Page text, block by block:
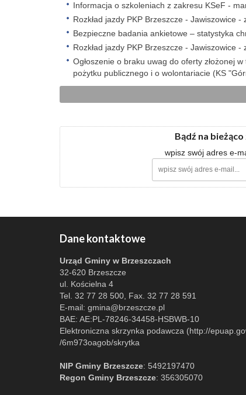
Informacja o szkoleniach z zakresu KSeF -
Rozkład jazdy PKP Brzeszcze - Jawiszowice
Bezpieczne badania ankietowe – statystyka
Rozkład jazdy PKP Brzeszcze - Jawiszowice
Ogłoszenie o braku uwag do oferty złożonej
pożytku publicznego i o wolontariacie (KS
Bądź na
wpisz swój adres e-
Dane kontaktowe
Urząd Gminy w Brzeszczach
32-620 Brzeszcze
ul. Kościelna 4
Tel. 32 77 28 500, Fax. 32 77 28 591
E-mail: gmina@brzeszcze.pl
BAE: AE:PL-78246-34458-HSBWB-10
Elektroniczna skrzynka podawcza (http://
/6m973oagob/skrytka
NIP Gminy Brzeszcze: 5492197470
Regon Gminy Brzeszcze: 356305070